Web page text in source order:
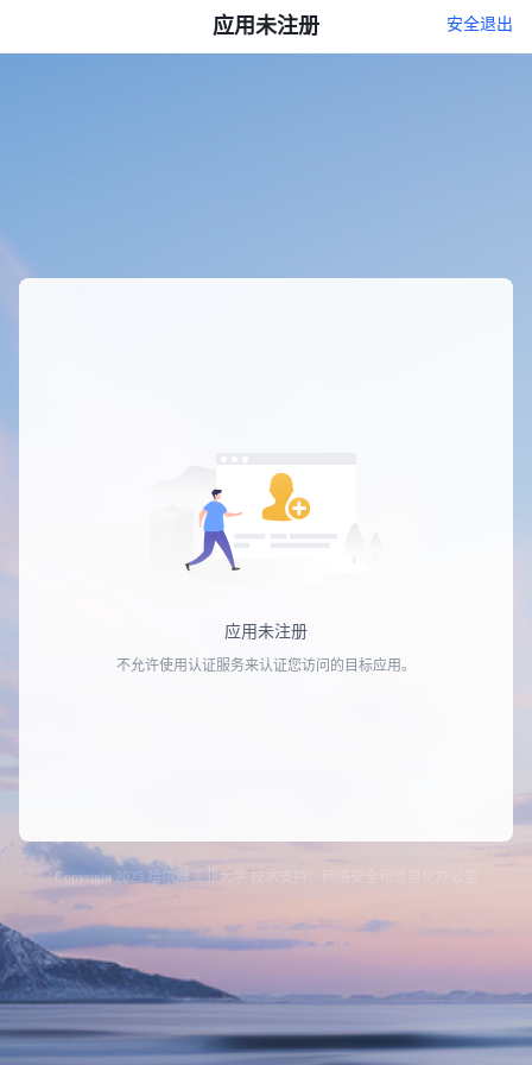
应用未注册 安全退出
应用未注册
不允许使用认证服务来认证您访问的目标应用。
Copyright 2025 哈尔滨工业大学 技术支持：网络安全和信息化办公室